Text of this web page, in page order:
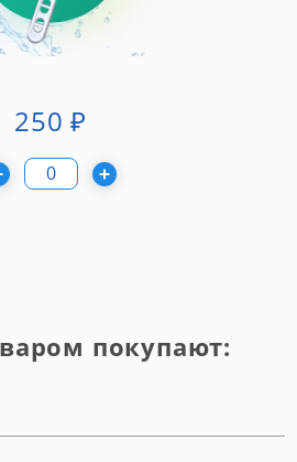
250 ₽
покупают: